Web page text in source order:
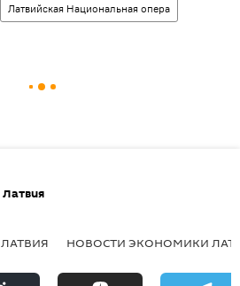
Латвийская Национальная опера
Латвия
ЛАТВИЯ НОВОСТИ ЭКОНОМИКИ